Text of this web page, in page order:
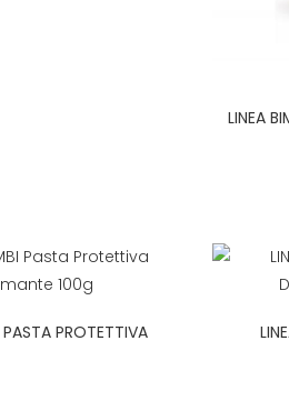
LINEA
PASTA PROTETTIVA